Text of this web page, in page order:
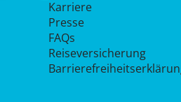
Karriere
Presse
FAQs
Reiseversicherung